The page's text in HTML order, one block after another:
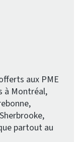
aux PME
à Montréal,
partout au